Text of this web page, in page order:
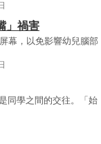
」禍害
幕，以免影響幼兒腦部
同學之間的交往。「始